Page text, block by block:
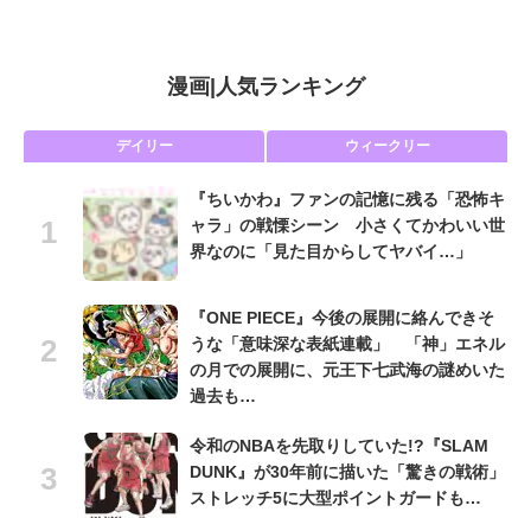
漫画| 人気ランキング
デイリー ウィークリー
『ちいかわ』ファンの記憶に残る「恐怖キ
ャラ」の戦慄シーン 小さくてかわいい世
界なのに「見た目からしてヤバイ…」
『ONE PIECE』今後の展開に絡んできそ
うな「意味深な表紙連載」 「神」エネル
の月での展開に、元王下七武海の謎めいた
過去も…
令和のNBAを先取りしていた!?『SLAM
DUNK』が30年前に描いた「驚きの戦術」
ストレッチ5に大型ポイントガードも…